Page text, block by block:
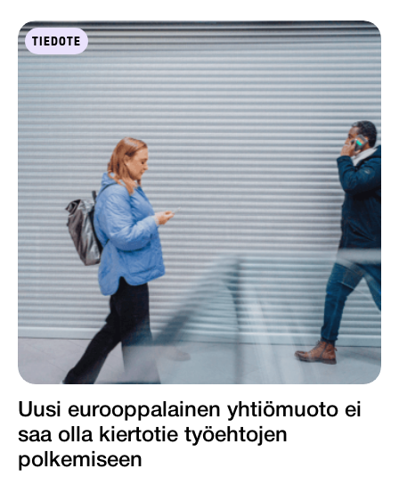
TIEDOTE
Uusi eurooppalainen yhtiömuoto ei
saa olla kiertotie työ­ehtojen
polkemiseen